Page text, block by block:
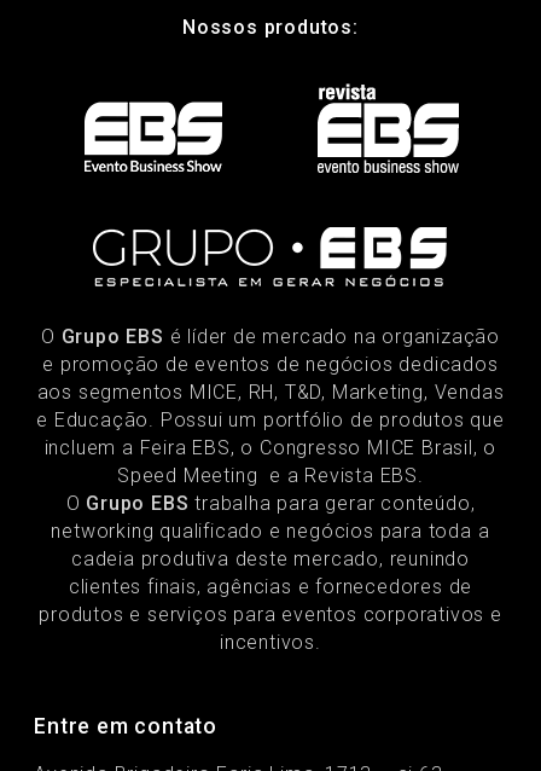
Nossos produtos:
O Grupo EBS é líder de mercado na organização
e promoção de eventos de negócios dedicados
aos segmentos MICE, RH, T&D, Marketing, Vendas
e Educação. Possui um portfólio de produtos que
incluem a Feira EBS, o Congresso MICE Brasil, o
Speed Meeting e a Revista EBS.
O Grupo EBS trabalha para gerar conteúdo,
networking qualificado e negócios para toda a
cadeia produtiva deste mercado, reunindo
clientes finais, agências e fornecedores de
produtos e serviços para eventos corporativos e
incentivos.
Entre em contato